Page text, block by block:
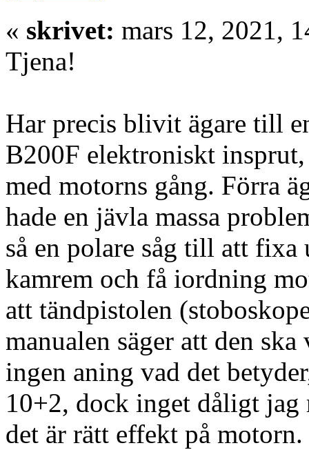
« skrivet: mars 12, 2021,
Tjena!
Har precis blivit ägare till
B200F elektroniskt
med motorns gång. Förra
hade en jävla massa
så en polare såg till att fixa
kamrem och få iordning
att tändpistolen
manualen säger att den
ingen aning vad det
10+2, dock inget dåligt jag
det är rätt effekt på motorn.